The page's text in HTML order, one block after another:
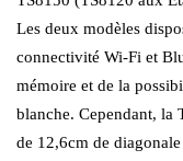
Les deux modèles
connectivité Wi-Fi et
mémoire et de la
blanche. Cependant, la
de 12,6cm de